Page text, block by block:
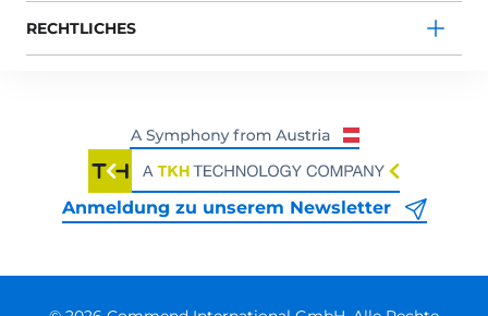
RECHTLICHES
Anmeldung zu unserem Newsletter